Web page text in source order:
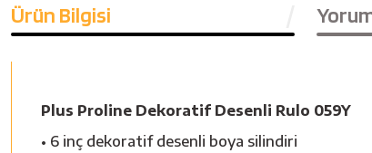
Ürün Bilgisi
Plus Proline Dekoratif Desenli Rulo 059Y
• 6 inç dekoratif desenli boya silindiri